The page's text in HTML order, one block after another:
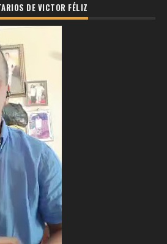
DE VICTOR FÉLIZ